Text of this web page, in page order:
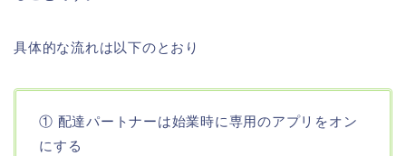
具体的な流れは以下のとおり
① 配達パートナーは始業時に専用のアプリをオン
にする